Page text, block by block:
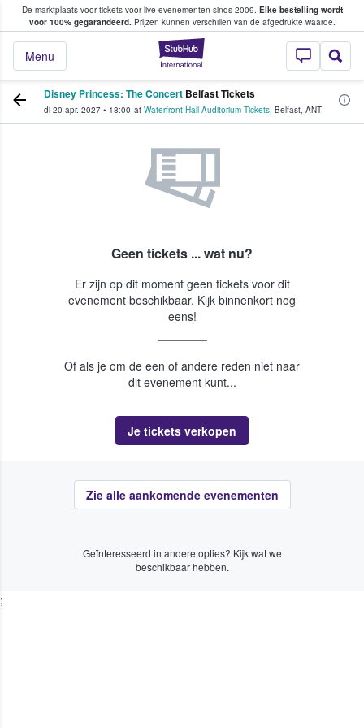
De marktplaats voor tickets voor live-evenementen sinds 2009. Elke bestelling wordt
voor 100% gegarandeerd.Prijzen kunnen verschillen van de afgedrukte waarde.
StubHub: waar
Menu
tickets kopen en verkopen
Disney Princess: The Concert Belfast Tickets
di 20 apr. 2027 • 18:00 at Waterfront Hall Auditorium Tickets, Belfast, ANT
Geen tickets ... wat nu?
Er zijn op dit moment geen tickets voor dit
evenement beschikbaar. Kijk binnenkort nog
eens!
Of als je om de een of andere reden niet naar
dit evenement kunt...
Je tickets verkopen
Zie alle aankomende evenementen
Geïnteresseerd in andere opties? Kijk wat we
beschikbaar hebben.
;